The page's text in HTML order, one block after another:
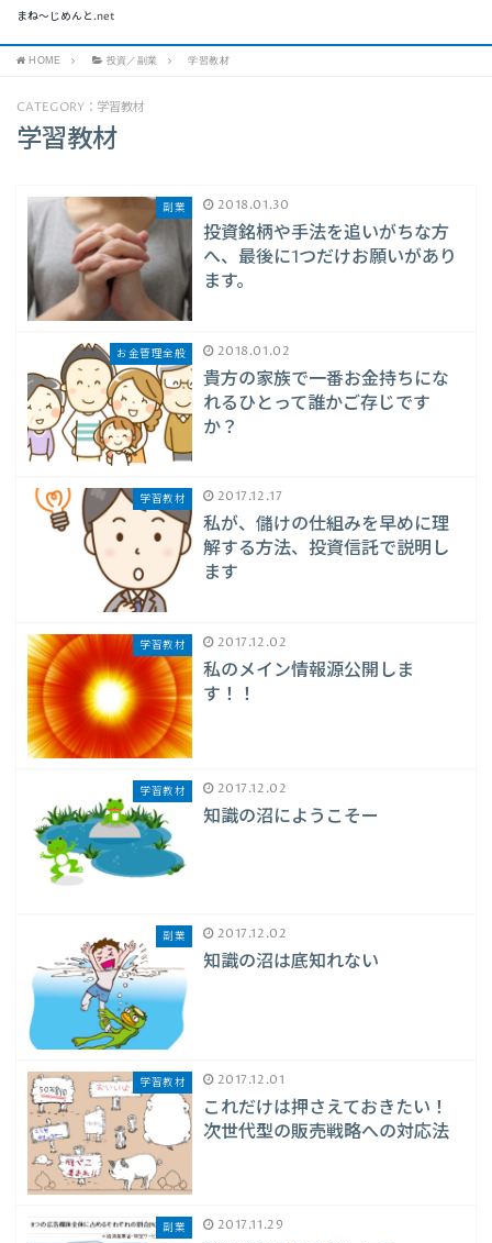
まね～じめんと.net
HOME 投資／副業 学習教材
CATEGORY：学習教材
学習教材
副業 2018.01.30
投資銘柄や手法を追いがちな方
へ、最後に1つだけお願いがあり
ます。
お金管理全般 2018.01.02
貴方の家族で一番お金持ちにな
れるひとって誰かご存じです
か？
学習教材 2017.12.17
私が、儲けの仕組みを早めに理
解する方法、投資信託で説明し
ます
学習教材 2017.12.02
私のメイン情報源公開しま
す！！
学習教材 2017.12.02
知識の沼にようこそー
副業 2017.12.02
知識の沼は底知れない
学習教材 2017.12.01
これだけは押さえておきたい！
次世代型の販売戦略への対応法
副業 2017.11.29